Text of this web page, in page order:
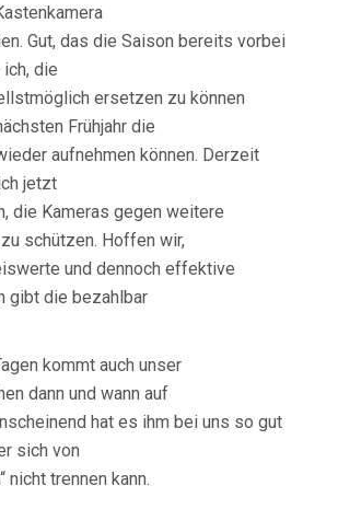
Gut, das die Saison bereits vorbei
die
ersetzen zu können
Frühjahr die
aufnehmen können. Derzeit
jetzt
die Kameras gegen weitere
schützen. Hoffen wir,
und dennoch effektive
gibt die bezahlbar
kommt auch unser
dann und wann auf
hat es ihm bei uns so gut
sich von
nicht trennen kann.